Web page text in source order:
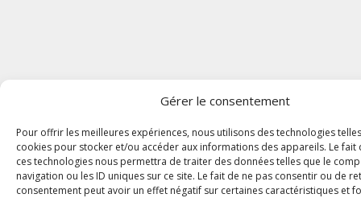
Gérer le consentement
Pour offrir les meilleures expériences, nous utilisons des technologies
cookies pour stocker et/ou accéder aux informations des appareils. Le fait
ces technologies nous permettra de traiter des données telles que le
navigation ou les ID uniques sur ce site. Le fait de ne pas consentir ou de
consentement peut avoir un effet négatif sur certaines caractéristiques et